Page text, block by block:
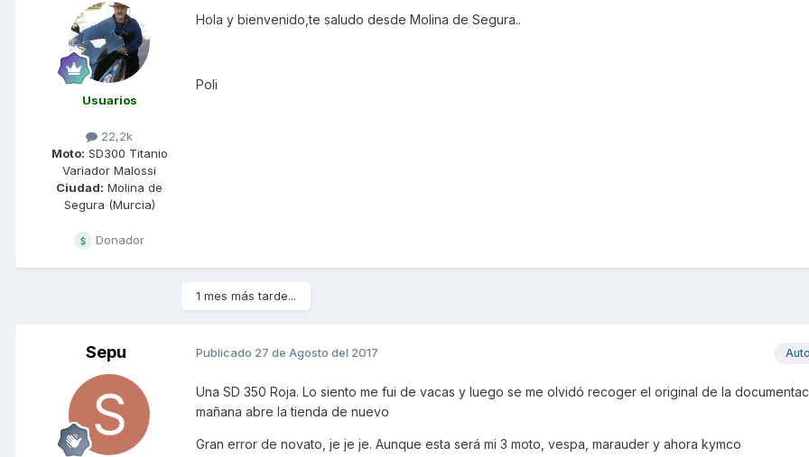
Usuarios
22,2k
Moto: SD300 Titanio
Variador Malossi
Ciudad: Molina de
Segura (Murcia)
Donador
Hola y bienvenido,te saludo desde Molina de Segura..
Poli
1 mes más tarde...
Sepu Publicado 27 de Agosto del 2017
Una SD 350 Roja. Lo siento me fui de vacas y luego se me olvidó recoger el original de la
mañana abre la tienda de nuevo
Gran error de novato, je je je. Aunque esta será mi 3 moto, vespa, marauder y ahora kymco